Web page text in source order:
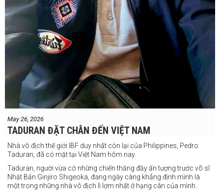
May 26, 2026
TADURAN ĐẶT CHÂN ĐẾN VIỆT NAM
Nhà vô địch thế giới IBF duy nhất còn lại của Philippines, Pedro
Taduran, đã có mặt tại Việt Nam hôm nay.
Taduran, người vừa có những chiến thắng đầy ấn tượng trước võ sĩ
Nhật Bản Ginjiro Shigeoka, đang ngày càng khẳng định mình là
một trong những nhà vô địch lì lợm nhất ở hạng cân của mình.